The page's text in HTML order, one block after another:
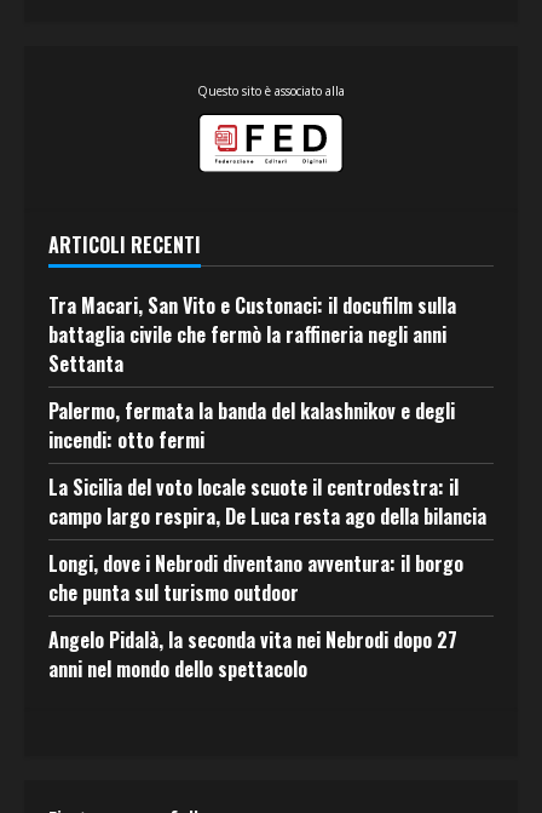
Questo sito è associato alla
ARTICOLI RECENTI
Tra Macari, San Vito e Custonaci: il docufilm sulla
battaglia civile che fermò la raffineria negli anni
Settanta
Palermo, fermata la banda del kalashnikov e degli
incendi: otto fermi
La Sicilia del voto locale scuote il centrodestra: il
campo largo respira, De Luca resta ago della bilancia
Longi, dove i Nebrodi diventano avventura: il borgo
che punta sul turismo outdoor
Angelo Pidalà, la seconda vita nei Nebrodi dopo 27
anni nel mondo dello spettacolo